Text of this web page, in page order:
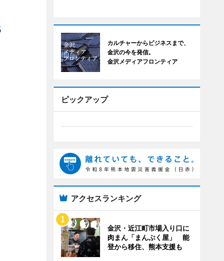
カルチャーからビジネスまで、
金沢の今を発信。
金沢メディアフロンティア
ピックアップ
アクセスランキング
金沢・近江町市場入り口に
肉まん「まんぷく屋」 能
登から移住、熊本支援も